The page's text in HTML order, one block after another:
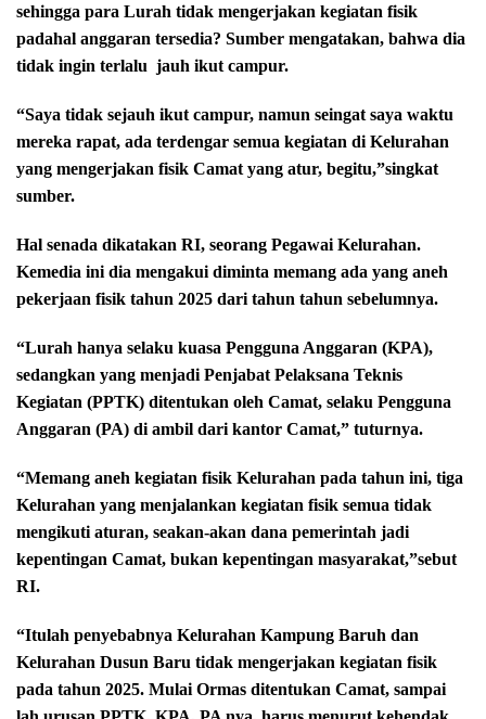
sehingga para Lurah tidak mengerjakan kegiatan fisik
padahal anggaran tersedia? Sumber mengatakan, bahwa dia
tidak ingin terlalu jauh ikut campur.
“Saya tidak sejauh ikut campur, namun seingat saya waktu
mereka rapat, ada terdengar semua kegiatan di Kelurahan
yang mengerjakan fisik Camat yang atur, begitu,”singkat
sumber.
Hal senada dikatakan RI, seorang Pegawai Kelurahan.
Kemedia ini dia mengakui diminta memang ada yang aneh
pekerjaan fisik tahun 2025 dari tahun tahun sebelumnya.
“Lurah hanya selaku kuasa Pengguna Anggaran (KPA),
sedangkan yang menjadi Penjabat Pelaksana Teknis
Kegiatan (PPTK) ditentukan oleh Camat, selaku Pengguna
Anggaran (PA) di ambil dari kantor Camat,” tuturnya.
“Memang aneh kegiatan fisik Kelurahan pada tahun ini, tiga
Kelurahan yang menjalankan kegiatan fisik semua tidak
mengikuti aturan, seakan-akan dana pemerintah jadi
kepentingan Camat, bukan kepentingan masyarakat,”sebut
RI.
“Itulah penyebabnya Kelurahan Kampung Baruh dan
Kelurahan Dusun Baru tidak mengerjakan kegiatan fisik
pada tahun 2025. Mulai Ormas ditentukan Camat, sampai